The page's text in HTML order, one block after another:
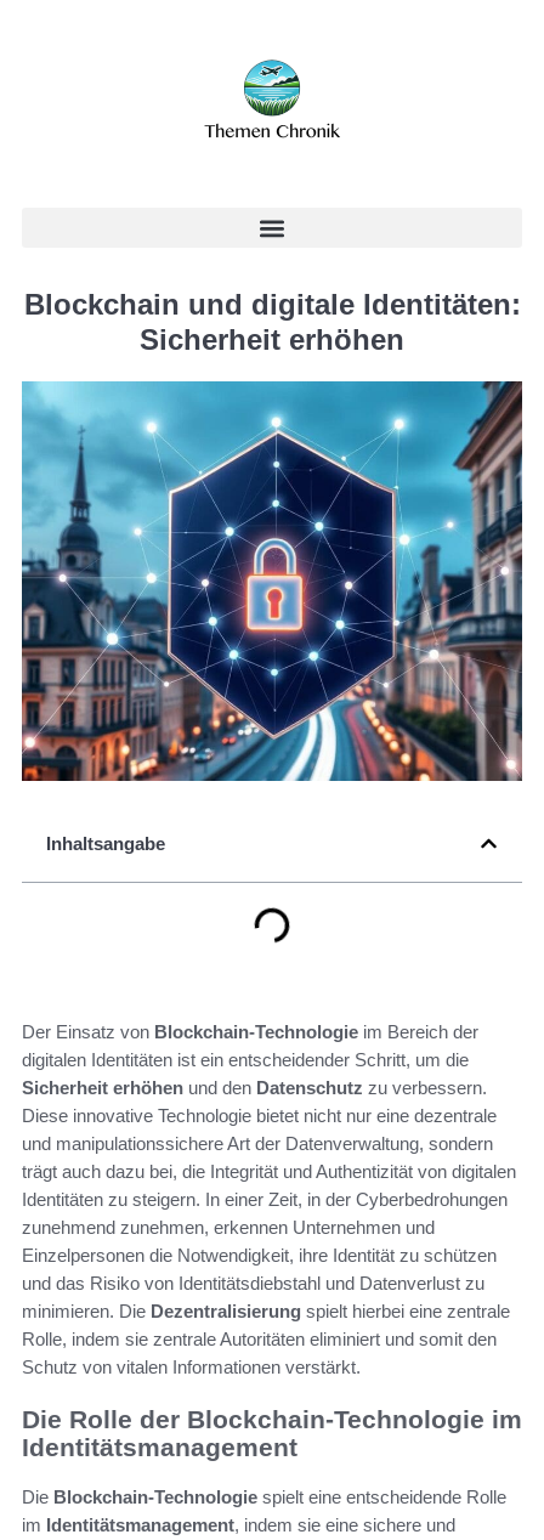
Blockchain und digitale Identitäten:
Sicherheit erhöhen
Inhaltsangabe
Der Einsatz von Blockchain-Technologie im Bereich der
digitalen Identitäten ist ein entscheidender Schritt, um die
Sicherheit erhöhen und den Datenschutz zu verbessern.
Diese innovative Technologie bietet nicht nur eine dezentrale
und manipulationssichere Art der Datenverwaltung, sondern
trägt auch dazu bei, die Integrität und Authentizität von digitalen
Identitäten zu steigern. In einer Zeit, in der Cyberbedrohungen
zunehmend zunehmen, erkennen Unternehmen und
Einzelpersonen die Notwendigkeit, ihre Identität zu schützen
und das Risiko von Identitätsdiebstahl und Datenverlust zu
minimieren. Die Dezentralisierung spielt hierbei eine zentrale
Rolle, indem sie zentrale Autoritäten eliminiert und somit den
Schutz von vitalen Informationen verstärkt.
Die Rolle der Blockchain-Technologie im
Identitätsmanagement
Die Blockchain-Technologie spielt eine entscheidende Rolle
im Identitätsmanagement, indem sie eine sichere und